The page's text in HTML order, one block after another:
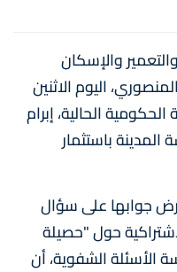
والإسكان
اليوم الاثنين
الحالية، إبرام
المدينة باستثمار
جوابها على سؤال
حول "حصيلة
الأسئلة الشفوية، أن